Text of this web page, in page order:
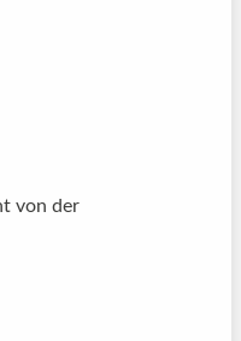
von der